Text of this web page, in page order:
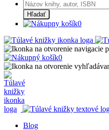
Hľadať
0
0
Blog